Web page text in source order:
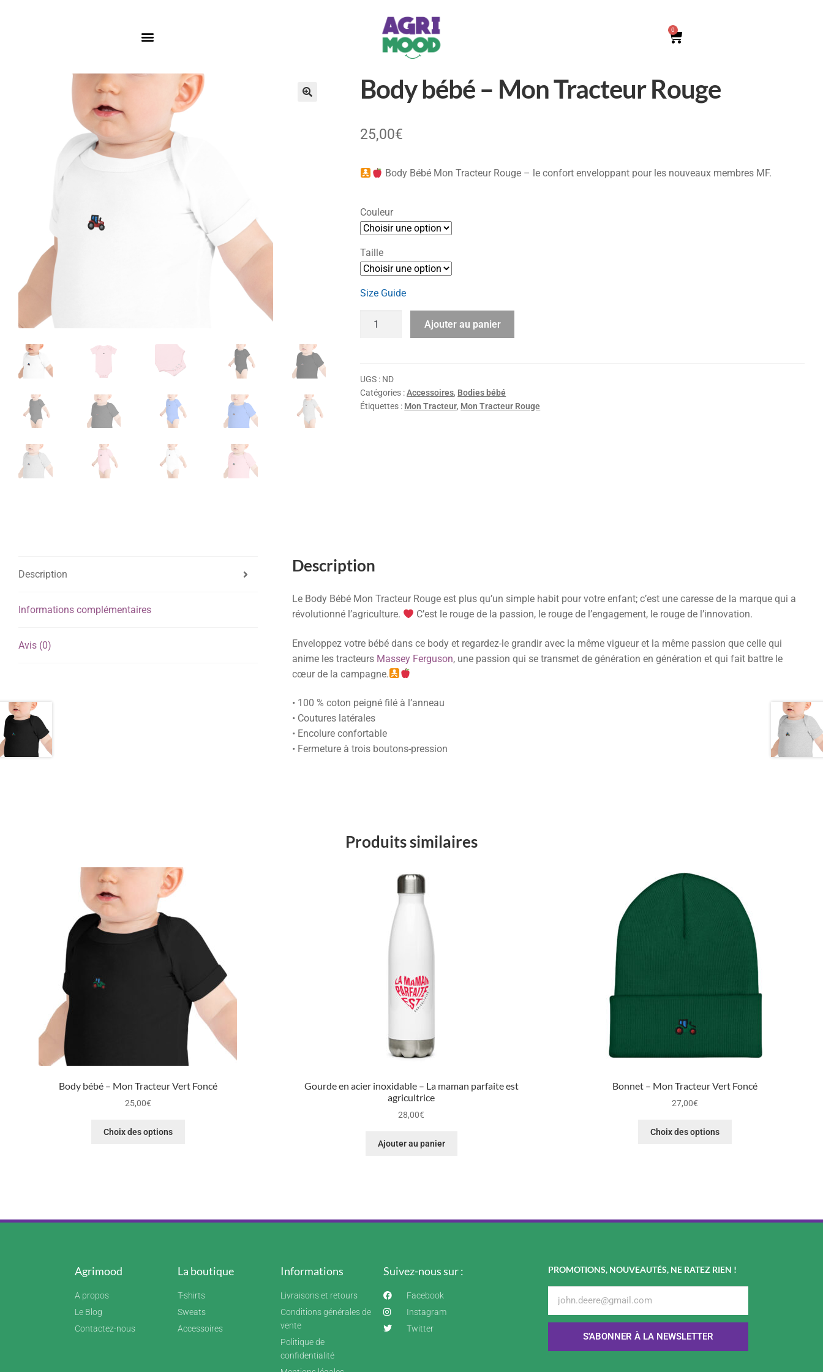
0
Body bébé – Mon Tracteur Rouge
25,00€
Body Bébé Mon Tracteur Rouge – le confort enveloppant pour les nouveaux membres MF.
Couleur
Taille
Size Guide
Ajouter au panier
UGS : ND
Catégories :Accessoires, Bodies bébé
Étiquettes : Mon Tracteur, Mon Tracteur Rouge
Description
Informations complémentaires
Avis (0)
Description
Le Body Bébé Mon Tracteur Rouge est plus qu’un simple habit pour votre enfant; c’est une caresse de la marque qui a
révolutionné l’agriculture.
C’est le rouge de la passion, le rouge de l’engagement, le rouge de l’innovation.
Enveloppez votre bébé dans ce body et regardez-le grandir avec la même vigueur et la même passion que celle qui
anime les tracteurs Massey Ferguson, une passion qui se transmet de génération en génération et qui fait battre le
cœur de la campagne.
• 100 % coton peigné filé à l’anneau
• Coutures latérales
• Encolure confortable
• Fermeture à trois boutons-pression
Produits similaires
Body bébé – Mon Tracteur Vert Foncé
25,00€
Choix des options
Gourde en acier inoxidable – La maman parfaite est
agricultrice
28,00€
Ajouter au panier
Bonnet – Mon Tracteur Vert Foncé
27,00€
Choix des options
Agrimood
A propos
Le Blog
Contactez-nous
La boutique
T-shirts
Sweats
Accessoires
Informations
Livraisons et retours
Conditions générales de
vente
Politique de
confidentialité
Suivez-nous sur :
Facebook
Instagram
Twitter
PROMOTIONS, NOUVEAUTÉS, NE RATEZ RIEN !
S'ABONNER À LA NEWSLETTER